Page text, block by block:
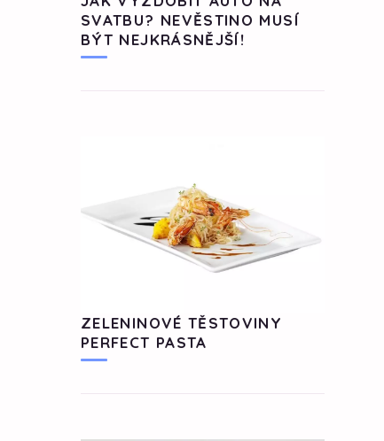
SVATBU? NEVĚSTINO MUSÍ
BÝT NEJKRÁSNĚJŠÍ!
ZELENINOVÉ TĚSTOVINY
PERFECT PASTA